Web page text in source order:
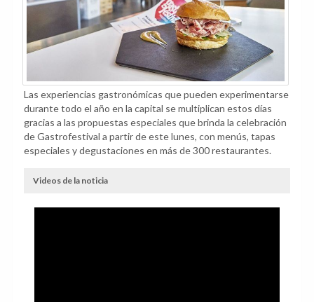
Las experiencias gastronómicas que pueden experimentarse
durante todo el año en la capital se multiplican estos días
gracias a las propuestas especiales que brinda la celebración
de Gastrofestival a partir de este lunes, con menús, tapas
especiales y degustaciones en más de 300 restaurantes.
Videos de la noticia